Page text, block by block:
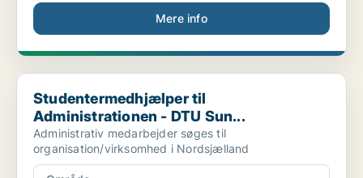
Mere info
Studentermedhjælper til Administrationen - DTU Sun...
Studentermedhjælper til
Administrationen - DTU Sun...
Administrativ medarbejder søges til
organisation/virksomhed i Nordsjælland